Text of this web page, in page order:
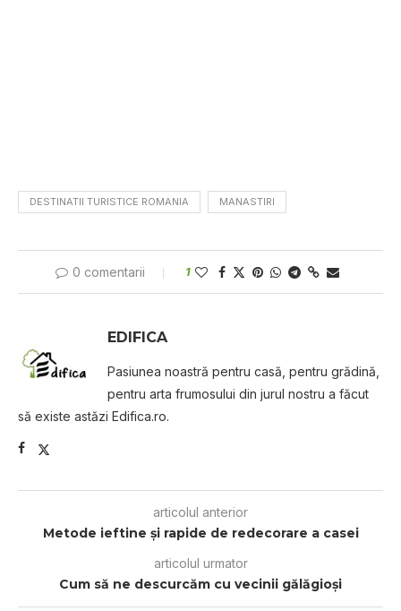
DESTINATII TURISTICE ROMANIA MANASTIRI
0 comentarii 1
EDIFICA
Pasiunea noastră pentru casă, pentru grădină,
pentru arta frumosului din jurul nostru a făcut
să existe astăzi Edifica.ro.
articolul anterior
Metode ieftine şi rapide de redecorare a casei
articolul urmator
Cum să ne descurcăm cu vecinii gălăgioși